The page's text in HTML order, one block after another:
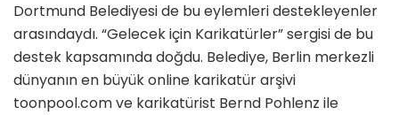
Dortmund Belediyesi de bu eylemleri destekleyenler
arasındaydı. “Gelecek için Karikatürler” sergisi de bu
destek kapsamında doğdu. Belediye, Berlin merkezli
dünyanın en büyük online karikatür arşivi
toonpool.com ve karikatürist Bernd Pohlenz ile